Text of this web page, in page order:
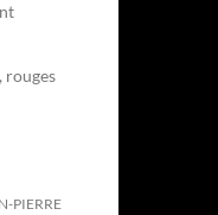
rouges
PIERRE